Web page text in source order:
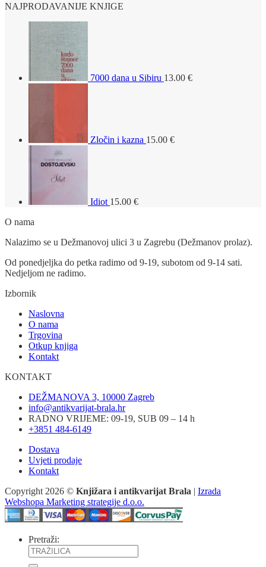
NAJPRODAVANIJE KNJIGE
7000 dana u Sibiru 13.00 €
Zločin i kazna 15.00 €
Idiot 15.00 €
O nama
Nalazimo se u Dežmanovoj ulici 3 u Zagrebu (Dežmanov prolaz).
Od ponedjeljka do petka radimo od 9-19, subotom od 9-14 sati.
Nedjeljom ne radimo.
Izbornik
Naslovna
O nama
Trgovina
Otkup knjiga
Kontakt
KONTAKT
DEŽMANOVA 3, 10000 Zagreb
info@antikvarijat-brala.hr
RADNO VRIJEME: 09-19, SUB 09 – 14 h
+3851 484-6149
Dostava
Uvjeti prodaje
Kontakt
Copyright 2026 © Knjižara i antikvarijat Brala | Izrada
Webshopa Marketing strategije d.o.o.
Pretraži: